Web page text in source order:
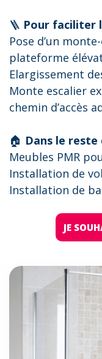
🪜 Pour faciliter
Pose d’un
plateforme
Elargissement
Monte escalier
chemin d’accès
🏠 Dans le
Meubles PMR
Installation de
Installation de
JE